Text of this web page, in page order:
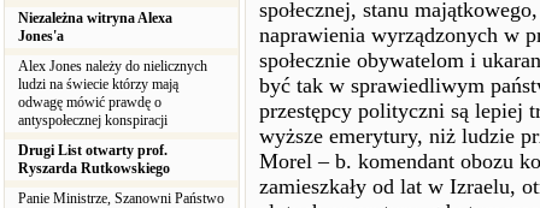
Niezależna witryna Alexa
Jones'a
Alex Jones należy do nielicznych
ludzi na świecie którzy mają
odwagę mówić prawdę o
antyspołecznej konspiracji
Drugi List otwarty prof.
Ryszarda Rutkowskiego
Panie Ministrze, Szanowni Państwo
społecznej, stanu
naprawienia wyrządzonych w
społecznie obywatelom i
być tak w sprawiedliwym
przestępcy polityczni są lepiej
wyższe emerytury, niż ludzie
Morel – b. komendant obozu
zamieszkały od lat w Izraelu,